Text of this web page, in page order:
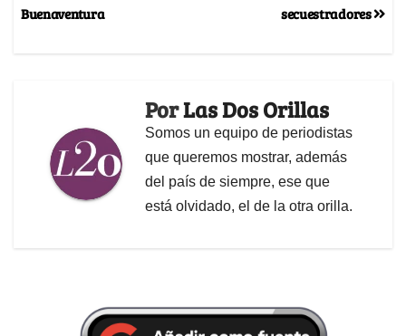
secuestradores
Buenaventura
PorLas Dos Orillas
Somos un equipo de periodistas
que queremos mostrar, además
del país de siempre, ese que
está olvidado, el de la otra orilla.